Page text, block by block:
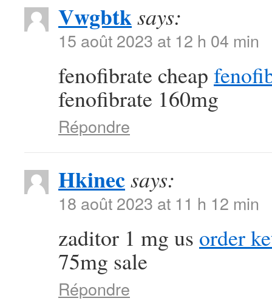
Vwgbtksays:
15 août 2023 at 12 h 04 min
fenofibrate cheap
fenofibrate 160mg
Répondre
Hkinecsays:
18 août 2023 at 11 h 12 min
zaditor 1 mg us order
75mg sale
Répondre